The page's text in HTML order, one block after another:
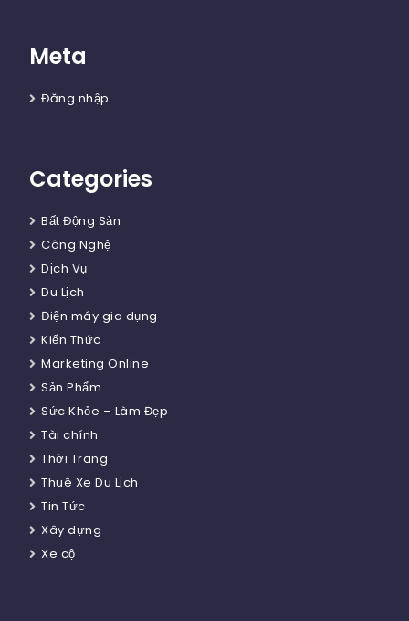
Meta
Đăng nhập
Categories
Bất Động Sản
Công Nghệ
Dịch Vụ
Du Lịch
Điện máy gia dụng
Kiến Thức
Marketing Online
Sản Phẩm
Sức Khỏe – Làm Đẹp
Tài chính
Thời Trang
Thuê Xe Du Lịch
Tin Tức
Xây dựng
Xe cộ